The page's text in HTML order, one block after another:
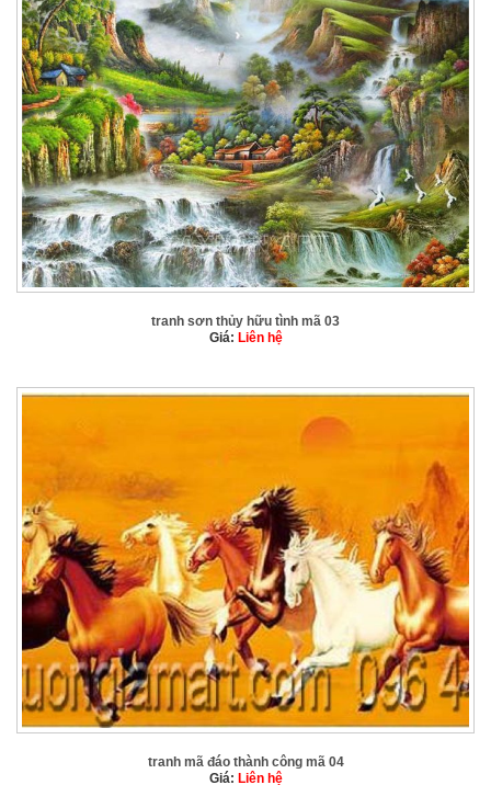
tranh sơn thủy hữu tình mã 03
Giá: Liên hệ
tranh mã đáo thành công mã 04
Giá: Liên hệ